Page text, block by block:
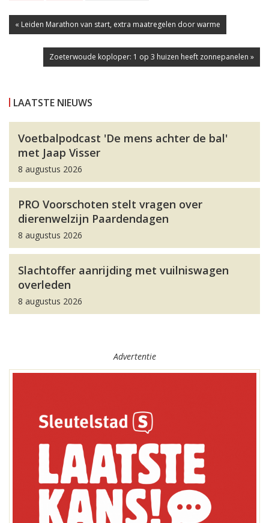
« Leiden Marathon van start, extra maatregelen door warme
Zoeterwoude koploper: 1 op 3 huizen heeft zonnepanelen »
LAATSTE NIEUWS
Voetbalpodcast 'De mens achter de bal'
met Jaap Visser
8 augustus 2026
PRO Voorschoten stelt vragen over
dierenwelzijn Paardendagen
8 augustus 2026
Slachtoffer aanrijding met vuilniswagen
overleden
8 augustus 2026
Advertentie